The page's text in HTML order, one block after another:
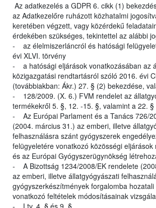
Az adatkezelés a GDPR 6. cikk (1)
az Adatkezelőre ruházott közhatalmi
keretében végzett, vagy közérdekű
érdekében szükséges, tekintettel az alábbi
- az élelmiszerláncról és hatósági
évi XLVI. törvény
- a hatósági eljárások vonatkozásában az
közigazgatási rendtartásról szóló 2016. évi
(továbbiakban: Ákr.) 27. § (2) bekezdése,
- 128/2009. (X. 6.) FVM rendelet az
termékekről 5. §, 12. -15. §, valamint a 22. §
- Az Európai Parlament és a Tanács 726/
(2004. március 31.) az emberi, illetve
felhasználásra szánt gyógyszerek
felügyeletére vonatkozó közösségi
és az Európai Gyógyszerügynökség
- A Bizottság 1234/2008/EK rendelete
az emberi, illetve állatgyógyászati
gyógyszerkészítmények forgalomba
vonatkozó feltételek módosításainak